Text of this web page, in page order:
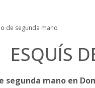
de segunda mano
ESQUÍS
segunda mano en